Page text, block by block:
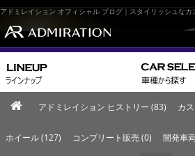
アドミレイション オフィシャル ブログ｜スタイリッシュな
アドミレイション ヒストリー (83) カ
ホイール (127) コンプリート販売 (0) 開発車